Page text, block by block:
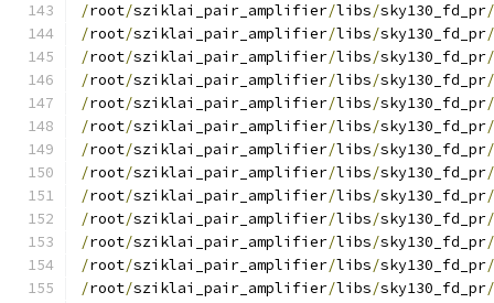
/root/sziklai_pair_amplifier/libs/sky130_fd_pr/
/root/sziklai_pair_amplifier/libs/sky130_fd_pr/
/root/sziklai_pair_amplifier/libs/sky130_fd_pr/
/root/sziklai_pair_amplifier/libs/sky130_fd_pr/
/root/sziklai_pair_amplifier/libs/sky130_fd_pr/
/root/sziklai_pair_amplifier/libs/sky130_fd_pr/
/root/sziklai_pair_amplifier/libs/sky130_fd_pr/
/root/sziklai_pair_amplifier/libs/sky130_fd_pr/
/root/sziklai_pair_amplifier/libs/sky130_fd_pr/
/root/sziklai_pair_amplifier/libs/sky130_fd_pr/
/root/sziklai_pair_amplifier/libs/sky130_fd_pr/
/root/sziklai_pair_amplifier/libs/sky130_fd_pr/
/root/sziklai_pair_amplifier/libs/sky130_fd_pr/